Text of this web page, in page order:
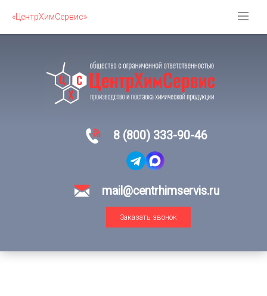
«ЦентрХимСервис»
8 (800) 333-90-46
mail@centrhimservis.ru
Заказать звонок